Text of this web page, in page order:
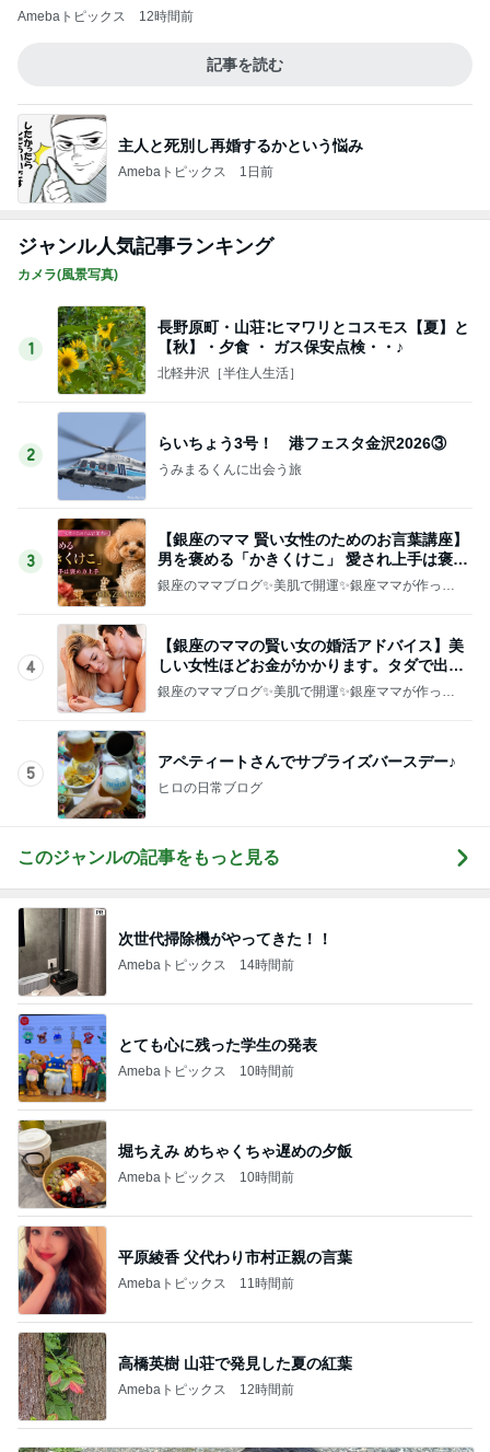
Amebaトピックス 12時間前
記事を読む
主人と死別し再婚するかという悩み
Amebaトピックス 1日前
ジャンル人気記事ランキング
カメラ(風景写真)
1
長野原町・山荘∶ヒマワリとコスモス【夏】と
【秋】・夕食 ・ ガス保安点検・・♪
北軽井沢［半住人生活］
2
らいちょう3号！ 港フェスタ金沢2026③
うみまるくんに出会う旅
3
【銀座のママ 賢い女性のためのお言葉講座】
男を褒める「かきくけこ」 愛され上手は褒め
方上手
銀座のママブログ✨美肌で開運✨銀座ママが作った
4
【銀座のママの賢い女の婚活アドバイス】美
しい女性ほどお金がかかります。タダで出会
えると思うなよ
銀座のママブログ✨美肌で開運✨銀座ママが作った
5
アペティートさんでサプライズバースデー♪
ヒロの日常ブログ
このジャンルの記事をもっと見る
次世代掃除機がやってきた！！
Amebaトピックス 14時間前
とても心に残った学生の発表
Amebaトピックス 10時間前
堀ちえみ めちゃくちゃ遅めの夕飯
Amebaトピックス 10時間前
平原綾香 父代わり市村正親の言葉
Amebaトピックス 11時間前
高橋英樹 山荘で発見した夏の紅葉
Amebaトピックス 12時間前